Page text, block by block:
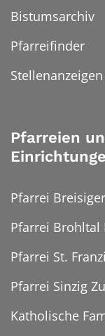
Bistumsarchiv
Pfarreifinder
Stellenanzeigen
Pfarreien
Pfarrei
Pfarrei Brohltal
Pfarrei St.
Pfarrei Sinzig
Katholische